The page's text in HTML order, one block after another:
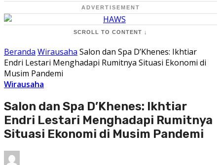
ADVERTISEMENT
SCROLL TO CONTENT ↓
Beranda Wirausaha Salon dan Spa D’Khenes: Ikhtiar
Endri Lestari Menghadapi Rumitnya Situasi Ekonomi di
Musim Pandemi
Wirausaha
Salon dan Spa D’Khenes: Ikhtiar
Endri Lestari Menghadapi Rumitnya
Situasi Ekonomi di Musim Pandemi